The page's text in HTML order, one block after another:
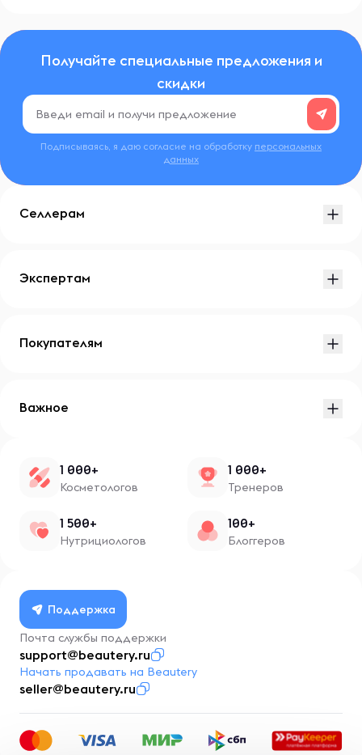
Получайте специальные предложения и
скидки
Подписываясь, я даю согласие на обработку персональных
данных
Селлерам
Экспертам
Покупателям
Важное
1 000+
Косметологов
1 000+
Тренеров
1 500+
Нутрициологов
100+
Блоггеров
Поддержка
Почта службы поддержки
support@beautery.ru
Начать продавать на Beautery
seller@beautery.ru